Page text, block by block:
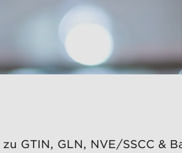
GTIN, GLN, NVE/SSCC &